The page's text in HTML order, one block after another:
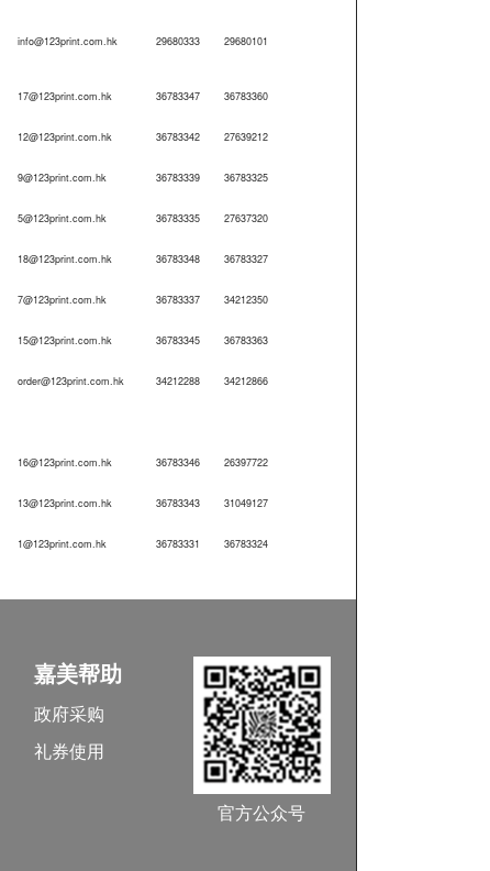
info@123print.com.hk 29680333 29680101
17@123print.com.hk 36783347 36783360
12@123print.com.hk 36783342 27639212
9@123print.com.hk 36783339 36783325
5@123print.com.hk 36783335 27637320
18@123print.com.hk 36783348 36783327
7@123print.com.hk 36783337 34212350
15@123print.com.hk 36783345 36783363
order@123print.com.hk 34212288 34212866
16@123print.com.hk 36783346 26397722
13@123print.com.hk 36783343 31049127
1@123print.com.hk 36783331 36783324
嘉美帮助
政府采购
礼券使用
官方公众号